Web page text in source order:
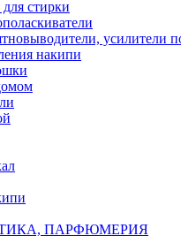
стирки
усилители
накипи
ПАРФЮМЕРИЯ